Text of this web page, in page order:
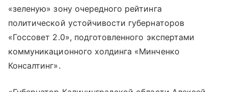
«зеленую» зону очередного рейтинга
политической устойчивости губернаторов
«Госсовет 2.0», подготовленного экспертами
коммуникационного холдинга «Минченко
Консалтинг».